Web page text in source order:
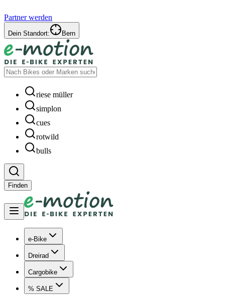
Partner werden
Dein Standort: Bern
riese müller
simplon
cues
rotwild
bulls
Finden
e-Bike
Dreirad
Cargobike
% SALE